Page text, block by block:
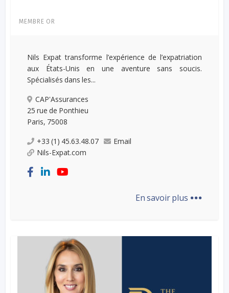
MEMBRE OR
Nils Expat transforme l’expérience de l’expatriation
aux États-Unis en une aventure sans soucis.
Spécialisés dans les...
CAP'Assurances
25 rue de Ponthieu
Paris, 75008
+33 (1) 45.63.48.07
Email
Nils-Expat.com
En savoir plus ...